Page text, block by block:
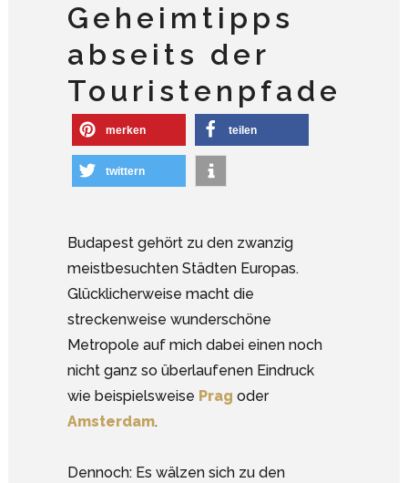
Geheimtipps
abseits der
Touristenpfade
merken teilen
twittern
Budapest gehört zu den zwanzig
meistbesuchten Städten Europas.
Glücklicherweise macht die
streckenweise wunderschöne
Metropole auf mich dabei einen noch
nicht ganz so überlaufenen Eindruck
wie beispielsweise Prag oder
Amsterdam.
Dennoch: Es wälzen sich zu den